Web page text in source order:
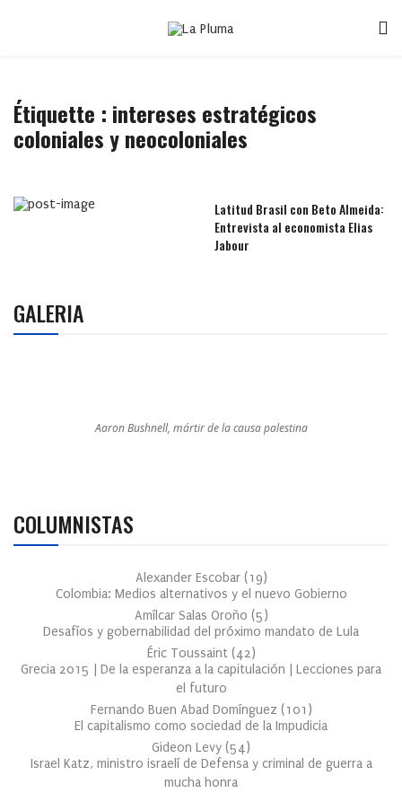
Étiquette : intereses estratégicos
coloniales y neocoloniales
Latitud Brasil con Beto Almeida:
Entrevista al economista Elias
Jabour
GALERIA
Aaron Bushnell, mártir de la causa palestina
COLUMNISTAS
Alexander Escobar (19)
Colombia: Medios alternativos y el nuevo Gobierno
Amílcar Salas Oroño (5)
Desafíos y gobernabilidad del próximo mandato de Lula
Éric Toussaint (42)
Grecia 2015 | De la esperanza a la capitulación | Lecciones para
el futuro
Fernando Buen Abad Domínguez (101 )
El capitalismo como sociedad de la Impudicia
Gideon Levy (54)
Israel Katz, ministro israelí de Defensa y criminal de guerra a
mucha honra